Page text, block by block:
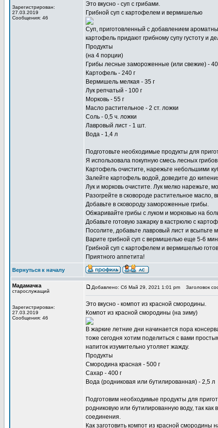
Зарегистрирован:
27.03.2019
Сообщения: 46
Это вкусно - суп с грибами.
Грибной суп с картофелем и вермишелью
Суп, приготовленный с добавлением
картофель придают грибному супу густоту и
Продукты
(на 4 порции)
Грибы лесные замороженные (или свежие) -
Картофель - 240 г
Вермишель мелкая - 35 г
Лук репчатый - 100 г
Морковь - 55 г
Масло растительное - 2 ст. ложки
Соль - 0,5 ч. ложки
Лавровый лист - 1 шт.
Вода - 1,4 л
Подготовьте необходимые продукты для
Я использовала покупную смесь лесных
Картофель очистите, нарежьте небольшими
Залейте картофель водой, доведите до
Лук и морковь очистите. Лук мелко нарежьте,
Разогрейте в сковороде растительное масло,
Добавьте в сковороду замороженные грибы.
Обжаривайте грибы с луком и морковью на
Добавьте готовую зажарку в кастрюлю с
Посолите, добавьте лавровый лист и
Варите грибной суп с вермишелью еще 5-6
Грибной суп с картофелем и вермишелью
Приятного аппетита!
Вернуться к началу
Мадамачка
старослужащий
Зарегистрирован:
27.03.2019
Сообщения: 46
Добавлено: Сб Май 29, 2021 1:01 pm Заголовок
Это вкусно - компот из красной смородины.
Компот из красной смородины (на зиму)
В жаркие летние дни начинается пора
тоже сегодня хотим поделиться с вами
напиток изумительно утоляет жажду.
Продукты
Смородина красная - 500 г
Сахар - 400 г
Вода (родниковая или бутилированная) - 2,5 л
Подготовим необходимые продукты для
родниковую или бутилированную воду, так
соединения.
Как заготовить компот из красной смородины